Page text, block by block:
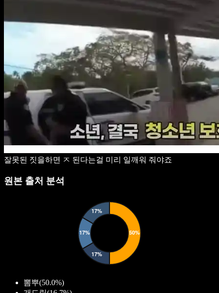
잘못된 짓을하면 ㅈ 된다는걸 미리 일깨워 줘야죠
원본 출처 분석
뽐뿌(50.0%)